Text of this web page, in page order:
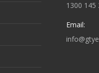
1300 145
Email: